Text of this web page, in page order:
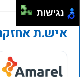
איש.ת
נגישות